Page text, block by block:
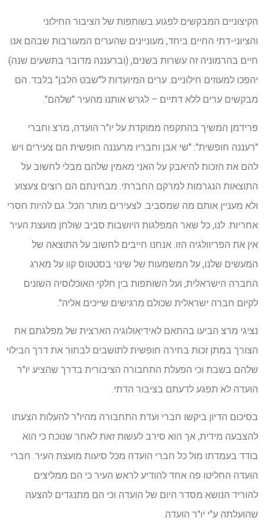
הקיצוניים המבקשים לפגוע בשותפות של הציבור החילוני
והציוני-דתי החיים ביחד, מעוניינים שהערים המעורבות שבהם אנו
חיים בהרמוניה זה עשרות בשנים, (וברעננה מדובר בתשעים שנה)
יהפכו למעוזים חילוניים. ערים המיועדות ל"שבט הלבן" בלבד. הם
מבקשים ערים ללא דתיים – לגרש אותנו מהעיר "שלהם".
פרידמן המשיך בהתקפה ממוקדת על יו"ר הועדה, מרצ וחברי
"רעננה חופשית": "שי אבן וחבריו מרעננה חופשית הם צעירים ויש
להם את הזכות להיאבק על האני מאמין שלהם מבלי לחשוב על
התוצאות הנגרמות למרקם החברתי. מבחינתם הם רוצים צעצוע
ולא מעניין אותם מה שמסביב. לצעירים מותר הכל. גם להיות חסרי
אחריות. לנו, כל שאר המפלגות היושבות סביב שולחן מועצת העיר
אין את הפריוולגיה הזו. אנחנו חייבים לחשוב על התוצאה של
המעשים שלנו, על המשמעות של שינוי בסטטוס קוו על מארג
החברה הישראלית, ועל השותפות בין חלקי האוכלוסיה השונים
לקיום חברה ישראלית שכולם מרגישים שייכים אליה".
נציגי מרצ הביעו בהתאם לאידיאולוגיה הארצית של מפלגתם את
הצורך במתן זכות בחירה חופשית לתושבים לבחור את דרך הבילוי
שלהם בשבת וכי הפעלת התחבורה הציבורית בדרך שהציע יו"ר
הועדה לא תפגע לדעתם בציבור הדתי.
בסיכום הדיון ביקשו חברי ועדת התחבורה מהיו"ר להעלות הצעתו
להצבעה מידית, אך הוא סירב לעשות זאת לאחר שנוכח כי הוא
בודד בעמדתו מול כל חברי הועדה מכל סיעות מועצת העיר. חברי
הועדה החליטו פה אחד להודיע לראש העיר כי הם ממליצים
להוריד הנושא מסדר היום של הועדה וכי הם מתנגדים להצעה
שהועלתה ע"י יו"ר הועדה.